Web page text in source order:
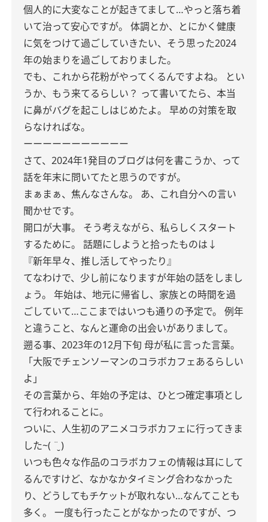
個人的に大変なことが起きてまして…やっと落ち着
いて治って安心ですが。
体調とか、とにかく健康
に気をつけて過ごしていきたい、そう思った2024
年の始まりを過ごしておりました。
でも、これから花粉がやってくるんですよね。
とい
うか、もう来てるらしい？ って書いてたら、本当
に鼻がバグを起こしはじめたよ。
早めの対策を取
らなければな。
ーーーーーーーーーーー
さて、2024年1発目のブログは何を書こうか、って
話を年末に問いてたと思うのですが。
まぁまぁ、焦んなさんな。
あ、これ自分への言い
聞かせです。
開口が大事。
そう考えながら、私らしくスタート
するために。
話題にしようと拾ったものは↓
『新年早々、推し活してやったり』
てなわけで、少し前になりますが年始の話をしまし
ょう。
年始は、地元に帰省し、家族との時間を過
ごしていて…ここまではいつも通りの予定で。
例年
と違うこと、なんと運命の出会いがありまして。
遡る事、2023年の12月下旬 母が私に言った言葉。
「大阪でチェンソーマンのコラボカフェあるらしい
よ」
その言葉から、年始の予定は、ひとつ確定事項とし
て行われることに。
ついに、人生初のアニメコラボカフェに行ってきま
した~( ¨̮ )
いつも色々な作品のコラボカフェの情報は耳にして
るんですけど、なかなかタイミング合わなかった
り、どうしてもチケットが取れない…なんてことも
多く。
一度も行ったことがなかったのですが、つ